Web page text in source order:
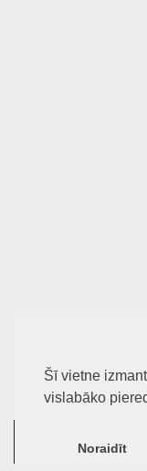
Šī vietne
vislabāko
Noraidīt